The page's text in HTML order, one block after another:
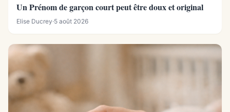
Un Prénom de garçon court peut être doux et original
Elise Ducrey·5 août 2026